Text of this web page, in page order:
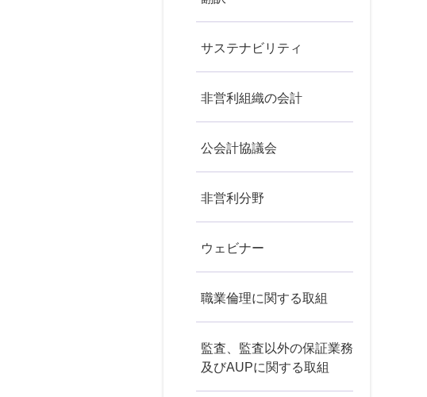
サステナビリティ
非営利組織の会計
公会計協議会
非営利分野
ウェビナー
職業倫理に関する取組
監査、監査以外の保証業務
及びAUPに関する取組